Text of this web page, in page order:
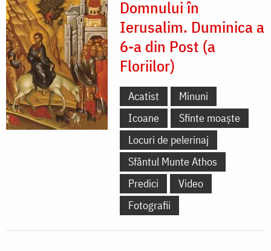
Domnului în
Ierusalim. Duminica a
6-a din Post (a
Floriilor)
Acatist
Minuni
Icoane
Sfinte moaște
Locuri de pelerinaj
Sfântul Munte Athos
Predici
Video
Fotografii